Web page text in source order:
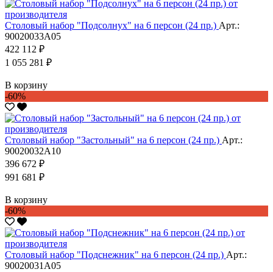
Столовый набор "Подсолнух" на 6 персон (24 пр.) Арт.:
90020033А05
422 112 ₽
1 055 281 ₽
В корзину
-60%
Столовый набор "Застольный" на 6 персон (24 пр.) Арт.:
90020032А10
396 672 ₽
991 681 ₽
В корзину
-60%
Столовый набор "Подснежник" на 6 персон (24 пр.) Арт.:
90020031А05